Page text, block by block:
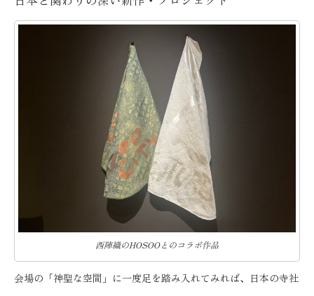
西陣織のHOSOOとのコラボ作品
会場の「神聖な空間」に一度足を踏み入れてみれば、日本の寺社